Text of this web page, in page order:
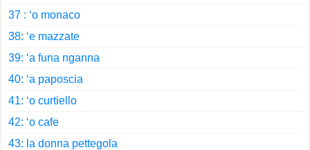
37 : ‘o monaco
38: ‘e mazzate
39: ‘a funa nganna
40: ‘a paposcia
41: ‘o curtiello
42: ‘o cafe
43: la donna pettegola